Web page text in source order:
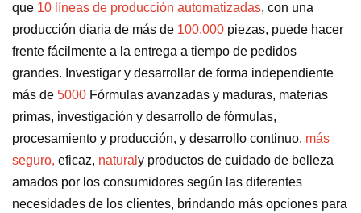
que 10 líneas de producción automatizadas, con una
producción diaria de más de 100.000 piezas, puede hacer
frente fácilmente a la entrega a tiempo de pedidos
grandes. Investigar y desarrollar de forma independiente
más de 5000 Fórmulas avanzadas y maduras, materias
primas, investigación y desarrollo de fórmulas,
procesamiento y producción, y desarrollo continuo. más
seguro, eficaz, natural y productos de cuidado de belleza
amados por los consumidores según las diferentes
necesidades de los clientes, brindando más opciones para